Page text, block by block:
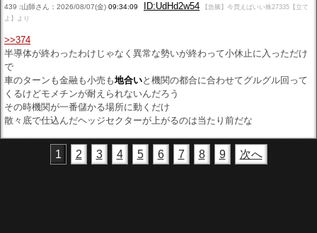
439 :山師さん：2026/08/07(金) 09:34:09 ID:UdHd2w54
【急騰】今買えばいい株27335【立て
よ】より
>>374
半導体が終わったわけじゃなく異常な勢いが終わって小休止に入っただけ
で
車のターンも金融も小売も地合いと機関の都合に合わせてグルグル回って
くるけどモメチンが耐えられないんだろう
その時機関が一番儲かる場所に動くだけ
散々底で仕込んだヘッジセクターが上がるのは当たり前だな
1 2 3 4 5 6 7 8 9 次へ